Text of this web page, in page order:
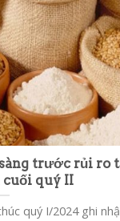
trước rủi ro
quý II
quý I/2024 ghi